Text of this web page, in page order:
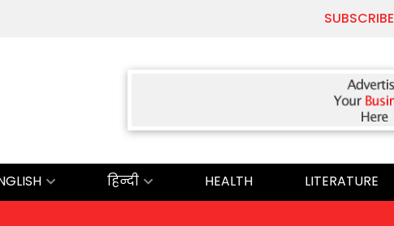
SUBSCRIBE
हिन्दी HEALTH LITERATURE